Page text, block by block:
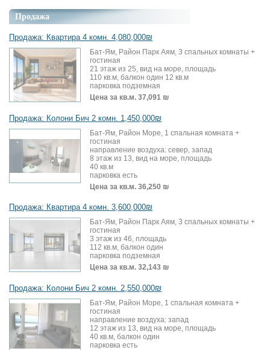
Продажа
Продажа: Квартира 4 комн. 4,080,000₪
Бат-Ям, Район Парк Аям, 3 спальных комнаты +
гостиная
21 этаж из 25, вид на море, площадь
110 кв.м, балкон один 12 кв.м
парковка подземная
Цена за кв.м. 37,091 ₪
Продажа: Колони Бич 2 комн. 1,450,000₪
Бат-Ям, Район Море, 1 спальная комната +
гостиная
направление воздуха: север, запад
8 этаж из 13, вид на море, площадь
40 кв.м
парковка есть
Цена за кв.м. 36,250 ₪
Продажа: Квартира 4 комн. 3,600,000₪
Бат-Ям, Район Парк Аям, 3 спальных комнаты +
гостиная
3 этаж из 46, площадь
112 кв.м, балкон один
парковка подземная
Цена за кв.м. 32,143 ₪
Продажа: Колони Бич 2 комн. 2,550,000₪
Бат-Ям, Район Море, 1 спальная комната +
гостиная
направление воздуха: запад
12 этаж из 13, вид на море, площадь
40 кв.м, балкон один
парковка есть